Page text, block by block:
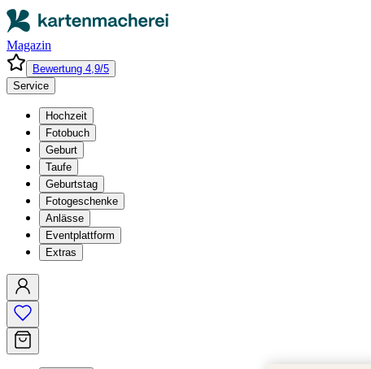
Magazin
Bewertung 4,9/5
Service
Hochzeit
Fotobuch
Geburt
Taufe
Geburtstag
Fotogeschenke
Anlässe
Eventplattform
Extras